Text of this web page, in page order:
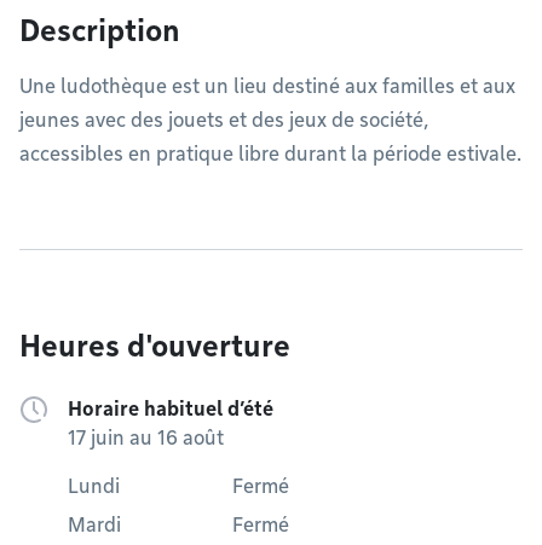
Description
Une ludothèque est un lieu destiné aux familles et aux
jeunes avec des jouets et des jeux de société,
accessibles en pratique libre durant la période estivale.
Heures d'ouverture
Horaire habituel d’été
17 juin au 16 août
Lundi
Fermé
Mardi
Fermé